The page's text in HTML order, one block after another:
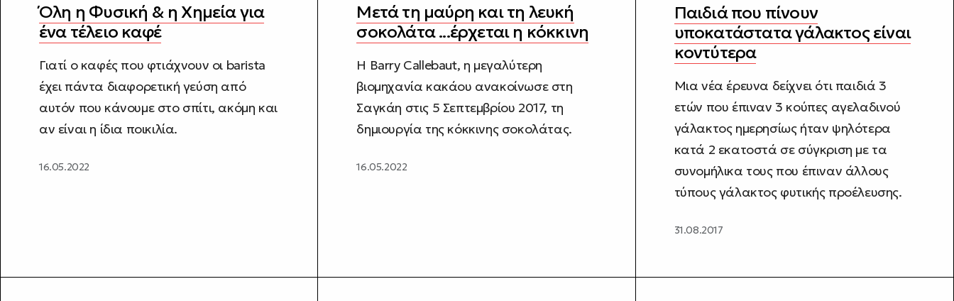
Όλη η Φυσική & η Χημεία για
ένα τέλειο καφέ
Γιατί ο καφές που φτιάχνουν οι barista
έχει πάντα διαφορετική γεύση από
αυτόν που κάνουμε στο σπίτι, ακόμη και
αν είναι η ίδια ποικιλία.
16.05.2022
Μετά τη μαύρη και τη λευκή
σοκολάτα ...έρχεται η κόκκινη
Η Barry Callebaut, η μεγαλύτερη
βιομηχανία κακάου ανακοίνωσε στη
Σαγκάη στις 5 Σεπτεμβρίου 2017, τη
δημιουργία της κόκκινης σοκολάτας.
16.05.2022
Παιδιά που πίνουν
υποκατάστατα γάλακτος είναι
κοντύτερα
Μια νέα έρευνα δείχνει ότι παιδιά 3
ετών που έπιναν 3 κούπες αγελαδινού
γάλακτος ημερησίως ήταν ψηλότερα
κατά 2 εκατοστά σε σύγκριση με τα
συνομήλικα τους που έπιναν άλλους
τύπους γάλακτος φυτικής προέλευσης.
31.08.2017